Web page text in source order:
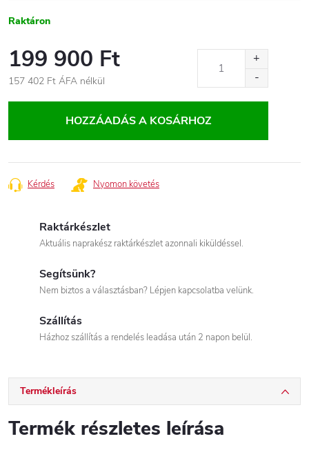
Raktáron
199 900 Ft
157 402 Ft ÁFA nélkül
HOZZÁADÁS A KOSÁRHOZ
Kérdés Nyomon követés
Raktárkészlet
Aktuális naprakész raktárkészlet azonnali kiküldéssel.
Segítsünk?
Nem biztos a választásban? Lépjen kapcsolatba velünk.
Szállítás
Házhoz szállítás a rendelés leadása után 2 napon belül.
Termékleírás
Termék részletes leírása